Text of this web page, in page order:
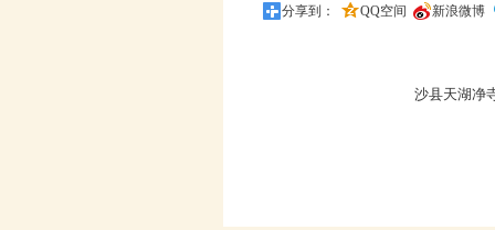
分享到： QQ空间 新浪微博
沙县天湖净